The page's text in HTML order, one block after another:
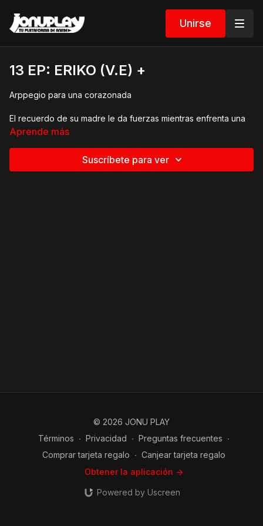
Unirse
13 EP: ERIKO (V.E) +
Arppegio para una corazonada
El recuerdo de su madre le da fuerzas mientras enfrenta una
prueba de fuego en su primera presentación en televisión en
Aprende más
Suscríbete para ver
© 2026 JONU PLAY
Términos ∙ Privacidad ∙ Preguntas frecuentes ∙
Comprar tarjeta regalo ∙ Canjear tarjeta regalo
Obtener la aplicación ->
Powered by Uscreen